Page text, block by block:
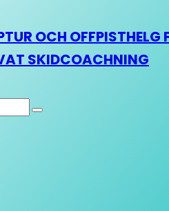
OCH OFFPISTHELG
SKIDCOACHNING